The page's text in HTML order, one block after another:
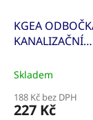
KGEA
KANALIZAČNÍ
Skladem
188 Kč bez DPH
227 Kč